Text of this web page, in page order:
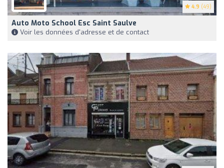
4.9 (49)
Auto Moto School Esc Saint Saulve
Voir les données d'adresse et de contact